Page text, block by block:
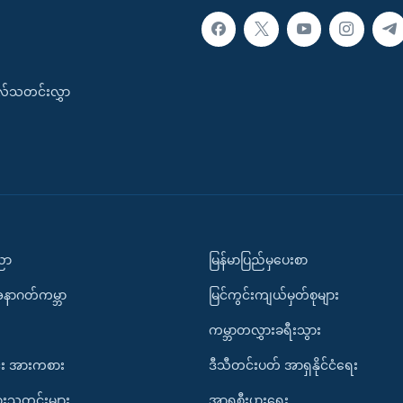
လ်သတင်းလွှာ
ာ
ာဂတ်ကမ္ဘာ
ားကစား
မြန်မာပြည်မှပေးစာ
မြင်ကွင်းကျယ်မှတ်စုများ
ကမ္ဘာတလွှားခရီးသွား
ဒီသီတင်းပတ် အာရှနိုင်ငံရေး